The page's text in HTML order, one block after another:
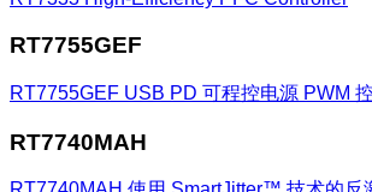
RT7755GEF
RT7755GEF USB PD 可程控电源 PWM
RT7740MAH